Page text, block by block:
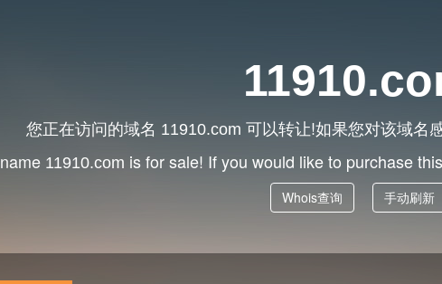
您正在访问的域名 11910.com 可以转让!如果您对该域名
11910.com is for sale! If you would like to purchase
Whois查询 手动刷新